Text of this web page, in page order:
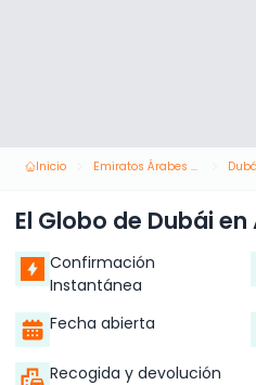
Inicio Emiratos Árabes Unidos
El Globo de Dubái
Confirmación
Instantánea
Fecha abierta
Recogida y devolución